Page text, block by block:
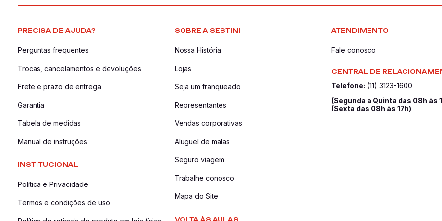
PRECISA DE AJUDA?
Perguntas frequentes
Trocas, cancelamentos e devoluções
Frete e prazo de entrega
Garantia
Tabela de medidas
Manual de instruções
INSTITUCIONAL
Política e Privacidade
Termos e condições de uso
SOBRE A SESTINI
Nossa História
Lojas
Seja um franqueado
Representantes
Vendas corporativas
Aluguel de malas
Seguro viagem
Trabalhe conosco
Mapa do Site
VOLTA ÀS AULAS
ATENDIMENTO
Fale conosco
CENTRAL DE
Telefone: (11) 3123-1600
(Segunda a Quinta das 08h às
(Sexta das 08h às 17h)